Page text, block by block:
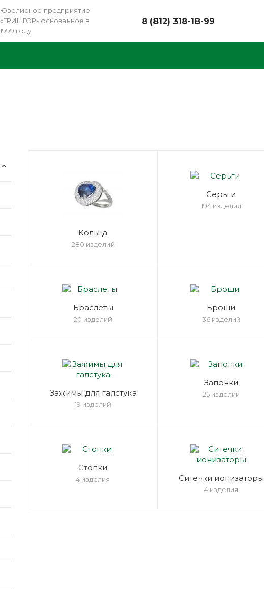
Ювелирное предприятие
«ГРИНГОР» основанное в
1999 году
8 (812) 318-18-99
Кольца
280 изделий
Серьги
194 изделия
Браслеты
20 изделий
Броши
36 изделий
Зажимы для галстука
19 изделий
Запонки
25 изделий
Стопки
4 изделия Ситечки ионизаторы
4 изделия